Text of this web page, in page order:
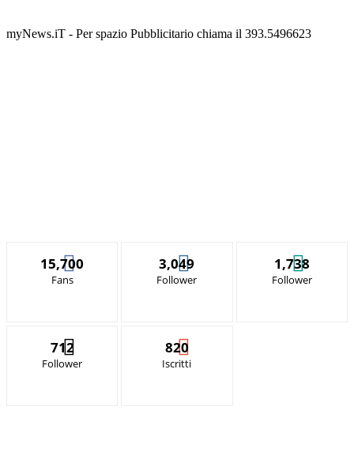
myNews.iT - Per spazio Pubblicitario chiama il 393.5496623
15,700
Fans
3,049
Follower
1,738
Follower
712
Follower
820
Iscritti